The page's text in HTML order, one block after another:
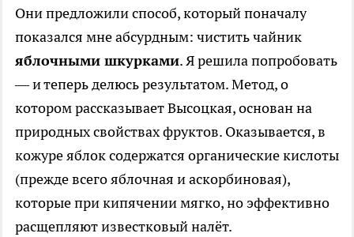
Они предложили способ, который поначалу
показался мне абсурдным: чистить чайник
яблочными шкурками. Я решила попробовать
— и теперь делюсь результатом. Метод, о
котором рассказывает Высоцкая, основан на
природных свойствах фруктов. Оказывается, в
кожуре яблок содержатся органические кислоты
(прежде всего яблочная и аскорбиновая),
которые при кипячении мягко, но эффективно
расщепляют известковый налёт.